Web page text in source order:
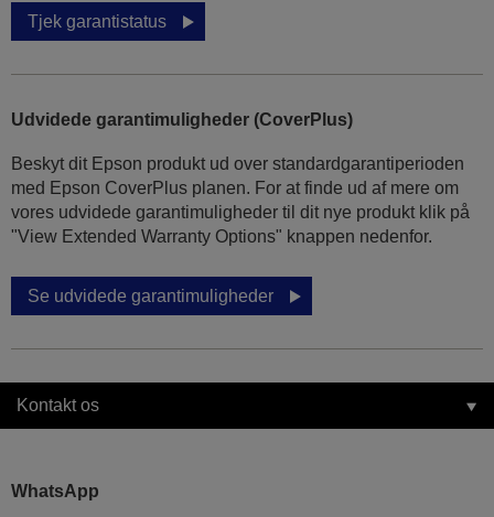
Tjek garantistatus
Udvidede garantimuligheder (CoverPlus)
Beskyt dit Epson produkt ud over standardgarantiperioden
med Epson CoverPlus planen. For at finde ud af mere om
vores udvidede garantimuligheder til dit nye produkt klik på
"View Extended Warranty Options" knappen nedenfor.
Se udvidede garantimuligheder
Kontakt os
WhatsApp